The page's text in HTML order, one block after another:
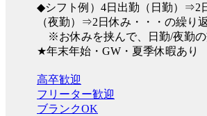
◆シフト例）4日出勤（日勤）⇒2
（夜勤）⇒2日休み・・・の繰り
※お休みを挟んで、日勤/夜勤の
★年末年始・GW・夏季休暇あり
高卒歓迎
フリーター歓迎
ブランクOK